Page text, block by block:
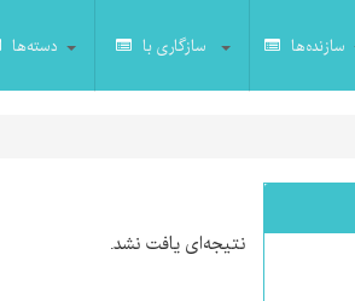
سازنده‌ها سازگاری با دسته‌ها
نتیجه‌ای یافت نشد.